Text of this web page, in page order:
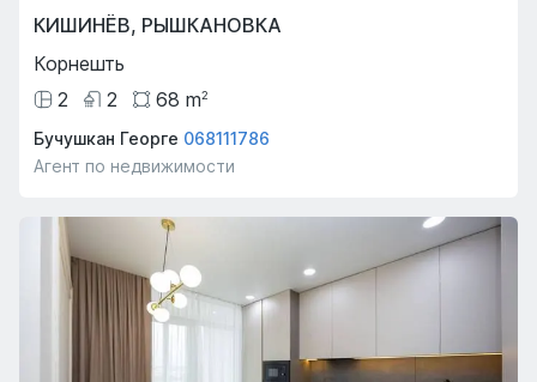
КИШИНЁВ, РЫШКАНОВКА
Корнешть
2
2 68 m2
Бучушкан Георге 068111786
Агент по недвижимости